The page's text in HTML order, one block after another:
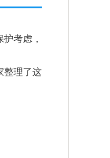
考虑，
整理了这